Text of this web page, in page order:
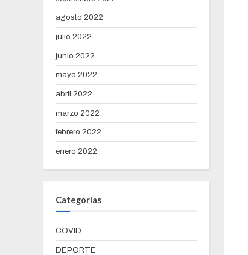
agosto 2022
julio 2022
junio 2022
mayo 2022
abril 2022
marzo 2022
febrero 2022
enero 2022
Categorías
COVID
DEPORTE